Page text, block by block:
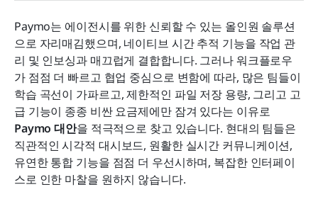
Paymo는 에이전시를 위한 신뢰할 수 있는 올인원 솔루션
으로 자리매김했으며, 네이티브 시간 추적 기능을 작업 관
리 및 인보싱과 매끄럽게 결합합니다. 그러나 워크플로우
가 점점 더 빠르고 협업 중심으로 변함에 따라, 많은 팀들이
학습 곡선이 가파르고, 제한적인 파일 저장 용량, 그리고 고
Paymo 대안을 적극적으로 찾고 있습니다. 현대의 팀들은
직관적인 시각적 대시보드, 원활한 실시간 커뮤니케이션,
유연한 통합 기능을 점점 더 우선시하며, 복잡한 인터페이
스로 인한 마찰을 원하지 않습니다.
왜 Paymo의 대안을 찾는가?
프로젝트 관리용 Paymo의 12가지 최고의 대안
올바른 Paymo 대안을 선택하는 방법
결론
자주 묻는 질문
관련 읽기